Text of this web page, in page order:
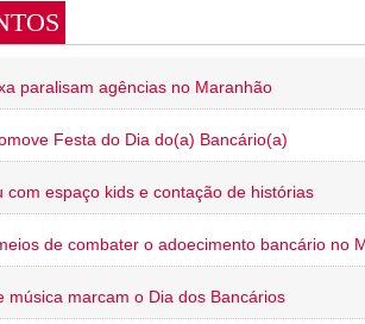
paralisam agências no Maranhão
Festa do Dia do(a) Bancário(a)
com espaço kids e contação de histórias
de combater o adoecimento bancário no
música marcam o Dia dos Bancários